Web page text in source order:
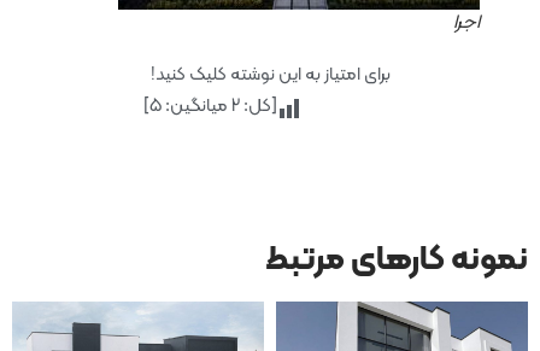
اجرا
برای امتیاز به این نوشته کلیک کنید!
[کل:2میانگین:5
]
نمونه کارهای مرتبط